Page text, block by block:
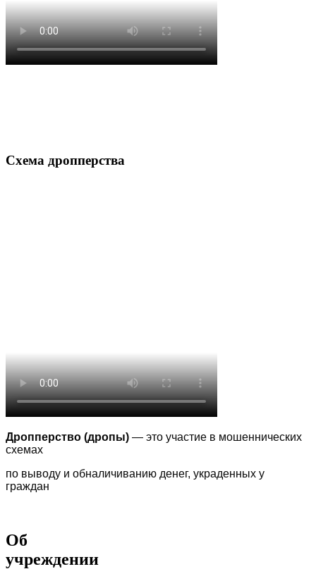
Схема дропперства
Дропперство (дропы) — это участие в мошеннических
схемах
по выводу и обналичиванию денег, украденных у
граждан
Об
учреждении